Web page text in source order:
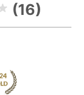
(16)